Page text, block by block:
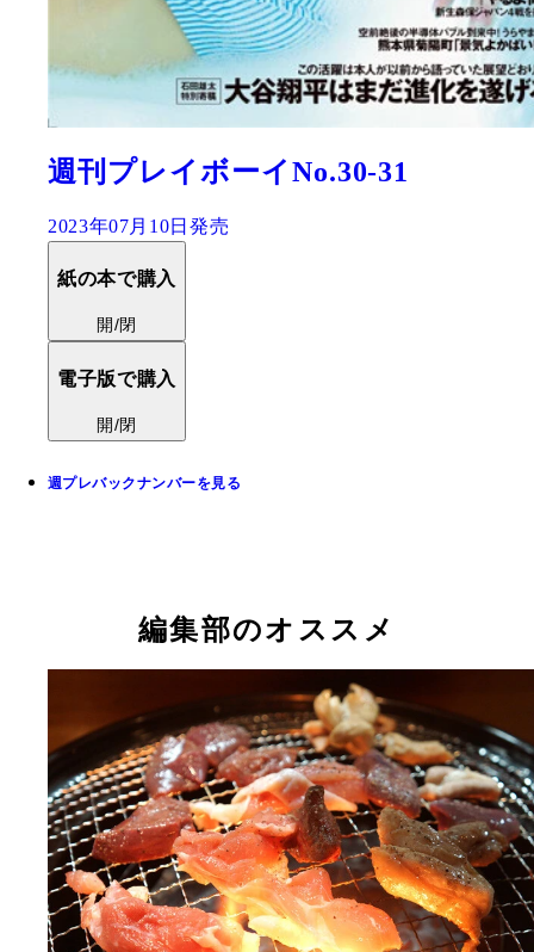
週刊プレイボーイNo.30-31
2023年07月10日発売
紙の本で購入
開/閉
電子版で購入
開/閉
週プレバックナンバーを見る
編集部のオススメ